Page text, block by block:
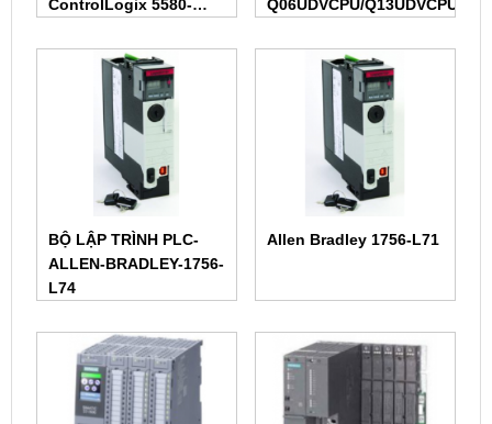
ControlLogix 5580-
L82E 1756-L83E 1756-
L84E 1756-L85
Q06UDVCPU/Q13UDVCPU/
BỘ LẬP TRÌNH PLC-
ALLEN-BRADLEY-1756-
L74
Allen Bradley 1756-L71